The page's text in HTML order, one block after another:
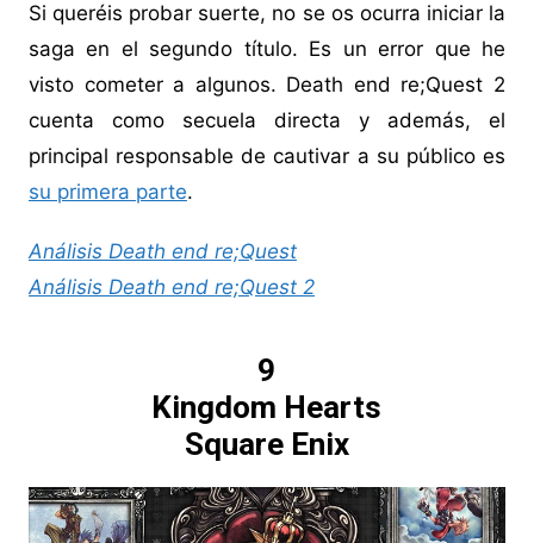
Si queréis probar suerte, no se os ocurra iniciar la
saga en el segundo título. Es un error que he
visto cometer a algunos. Death end re;Quest 2
cuenta como secuela directa y además, el
principal responsable de cautivar a su público es
su primera parte.
Análisis Death end re;Quest
Análisis Death end re;Quest 2
9
Kingdom Hearts
Square Enix